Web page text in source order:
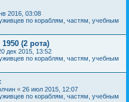
2016, 03:08
по кораблям, частям, учебным
(2 рота)
дек 2015, 13:52
по кораблям, частям, учебным
« 26 июл 2015, 12:07
по кораблям, частям, учебным